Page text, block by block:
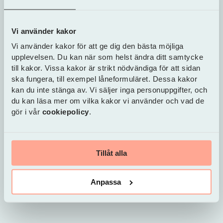
Vi använder kakor
Vi använder kakor för att ge dig den bästa möjliga
upplevelsen. Du kan när som helst ändra ditt samtycke
till kakor. Vissa kakor är strikt nödvändiga för att sidan
ska fungera, till exempel låneformuläret. Dessa kakor
kan du inte stänga av. Vi säljer inga personuppgifter, och
du kan läsa mer om vilka kakor vi använder och vad de
gör i vår cookiepolicy.
Tillåt alla
Anpassa
Gäldenär